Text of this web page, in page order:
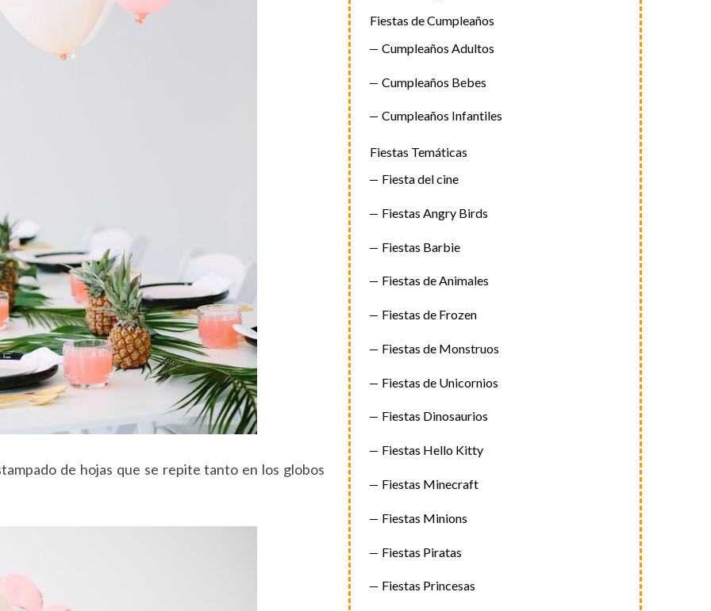
de hojas que se repite tanto en los globos
Fiestas de Cumpleaños
Cumpleaños Adultos
Cumpleaños Bebes
Cumpleaños Infantiles
Fiestas Temáticas
Fiesta del cine
Fiestas Angry Birds
Fiestas Barbie
Fiestas de Animales
Fiestas de Frozen
Fiestas de Monstruos
Fiestas de Unicornios
Fiestas Dinosaurios
Fiestas Hello Kitty
Fiestas Minecraft
Fiestas Minions
Fiestas Piratas
Fiestas Princesas